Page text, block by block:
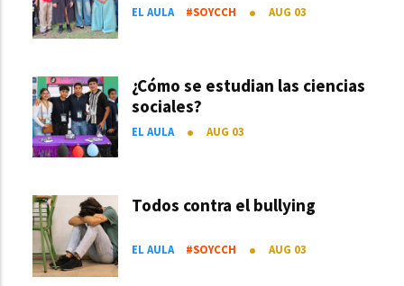
EL AULA #SOYCCH AUG 03
¿Cómo se estudian las ciencias
sociales?
EL AULA AUG 03
Todos contra el bullying
EL AULA #SOYCCH AUG 03